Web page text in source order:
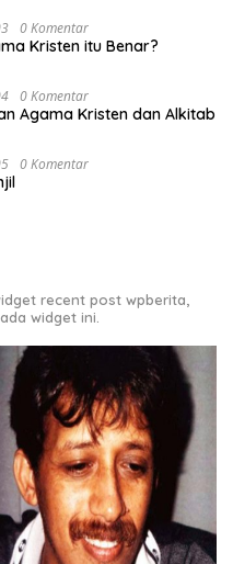
0 Komentar
Kristen itu Benar?
0 Komentar
Agama Kristen dan Alkitab
0 Komentar
recent post wpberita,
widget ini.